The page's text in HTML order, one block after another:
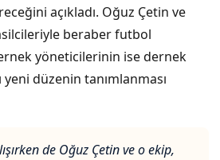
açıkladı. Oğuz Çetin ve
beraber futbol
yöneticilerinin ise dernek
düzenin tanımlanması
de Oğuz Çetin ve o ekip,